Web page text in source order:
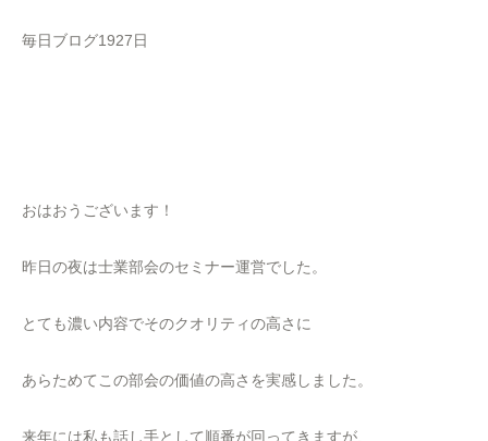
毎日ブログ1927日
おはおうございます！
昨日の夜は士業部会のセミナー運営でした。
とても濃い内容でそのクオリティの高さに
あらためてこの部会の価値の高さを実感しました。
来年には私も話し手として順番が回ってきますが、